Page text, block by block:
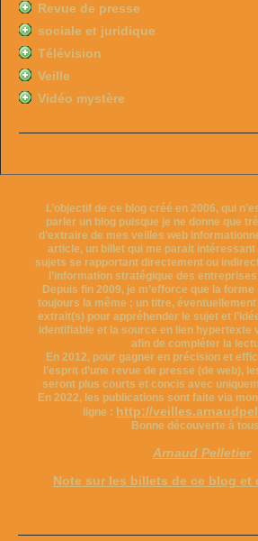
Revue de presse
sociale et juridique
Télévision
Veille
Vidéo mystère
L’objectif de ce blog créé en 2006, qui
parler un blog puisque je ne donne que
d’extraire de mes veilles web
article, un billet qui me parait
sujets se rapportant directement ou
l’information stratégique des
Depuis fin 2009, je m’efforce que la
toujours la même ; un titre, éventuellement
extrait(s) pour appréhender le sujet et
identifiable et la source en lien hypertexte
afin de compléter la
En 2012, pour gagner en précision et
l’esprit d’une revue de presse (de web),
seront plus courts et concis avec
En 2022, les publications sont faite via
ligne : http://
Bonne découverte à
Arnaud Pelletier
Note sur les billets de ce blog et